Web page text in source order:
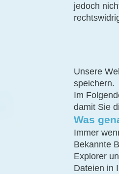
jedoch
Unsere
speichern.
Im
damit Sie
Was
Immer
Bekannte
Explorer
Dateien in